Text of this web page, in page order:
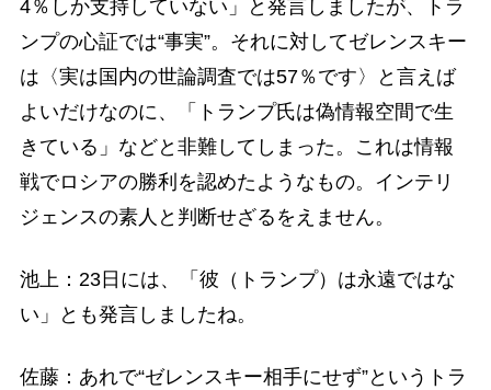
4％しか支持していない」と発言しましたが、トラ
ンプの心証では“事実”。それに対してゼレンスキー
は〈実は国内の世論調査では57％です〉と言えば
よいだけなのに、「トランプ氏は偽情報空間で生
きている」などと非難してしまった。これは情報
戦でロシアの勝利を認めたようなもの。インテリ
ジェンスの素人と判断せざるをえません。
池上：23日には、「彼（トランプ）は永遠ではな
い」とも発言しましたね。
佐藤：あれで“ゼレンスキー相手にせず”というトラ